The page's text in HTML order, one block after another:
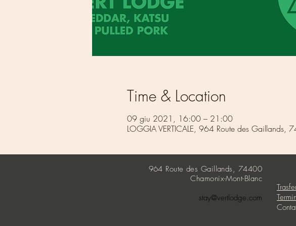
Time & Location
09 giu 2021, 16:00 – 21:00
LOGGIA VERTICALE, 964 Route des Gaillands,
964 Route des Gaillands, 74400
Chamonix-Mont-Blanc
stay@vertlodge.com